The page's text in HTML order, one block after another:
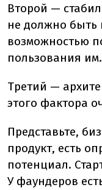
Второй —
не должно быть
возможностью
пользования им.
Третий —
этого фактора
Представьте,
продукт, есть
потенциал.
У фаундеров